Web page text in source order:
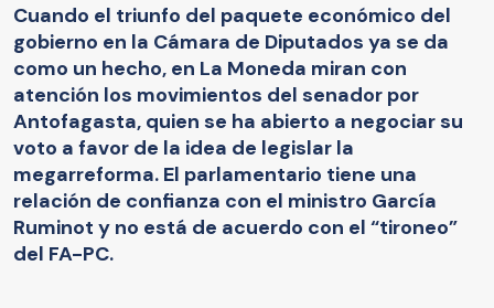
Cuando el triunfo del paquete económico del
gobierno en la Cámara de Diputados ya se da
como un hecho, en La Moneda miran con
atención los movimientos del senador por
Antofagasta, quien se ha abierto a negociar su
voto a favor de la idea de legislar la
megarreforma. El parlamentario tiene una
relación de confianza con el ministro García
Ruminot y no está de acuerdo con el “tironeo”
del FA-PC.